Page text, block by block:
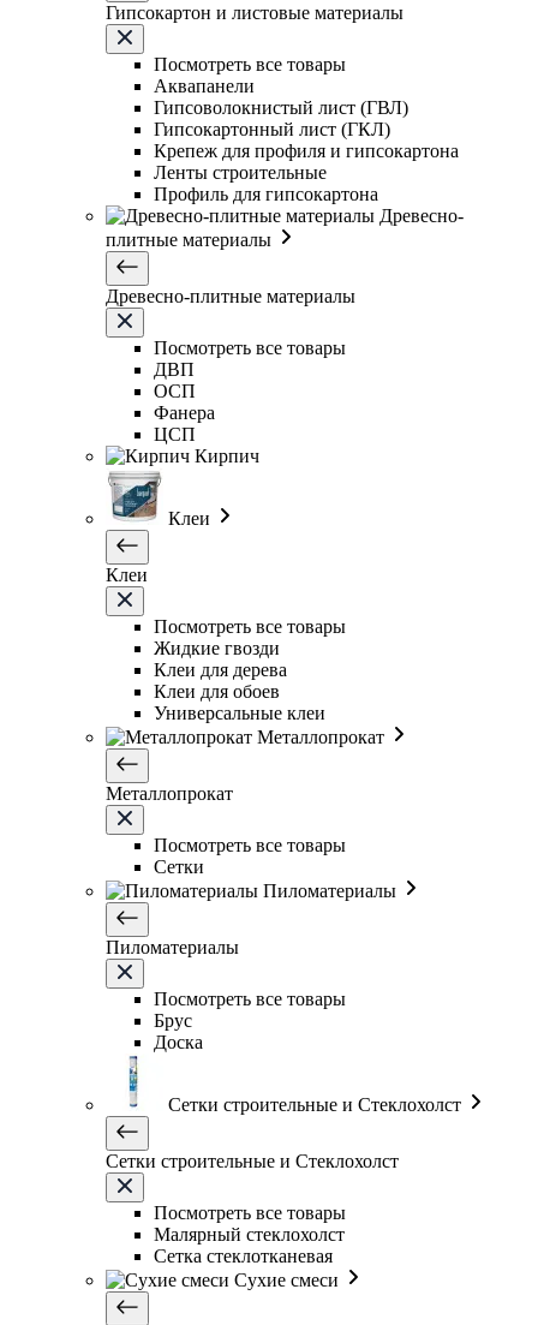
Гипсокартон и листовые материалы
Посмотреть все товары
Аквапанели
Гипсоволокнистый лист (ГВЛ)
Гипсокартонный лист (ГКЛ)
Крепеж для профиля и гипсокартона
Ленты строительные
Профиль для гипсокартона
Древесно-
плитные материалы
Древесно-плитные материалы
Посмотреть все товары
ДВП
ОСП
Фанера
ЦСП
Кирпич
Клеи
Клеи
Посмотреть все товары
Жидкие гвозди
Клеи для дерева
Клеи для обоев
Универсальные клеи
Металлопрокат
Металлопрокат
Посмотреть все товары
Сетки
Пиломатериалы
Пиломатериалы
Посмотреть все товары
Брус
Доска
Сетки строительные и Стеклохолст
Сетки строительные и Стеклохолст
Посмотреть все товары
Малярный стеклохолст
Сетка стеклотканевая
Сухие смеси